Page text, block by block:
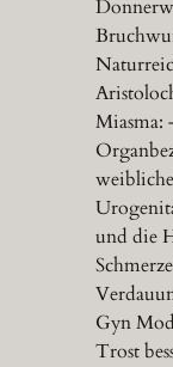
Miasma:
und die
Gyn
Trost